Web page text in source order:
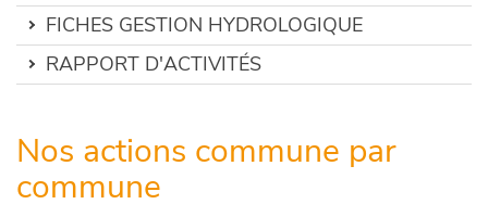
FICHES GESTION HYDROLOGIQUE
RAPPORT D'ACTIVITÉS
Nos actions commune par
commune